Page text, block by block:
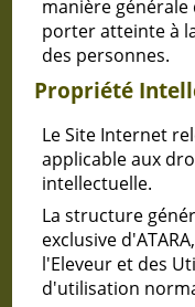
manière
porter atteinte à
des personnes.
Propriété
Le Site Internet
applicable aux
intellectuelle.
La structure
exclusive
l'Eleveur et des
d'utilisation